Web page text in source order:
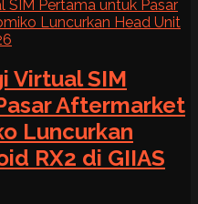
Virtual SIM
Aftermarket
Luncurkan
RX2 di GIIAS